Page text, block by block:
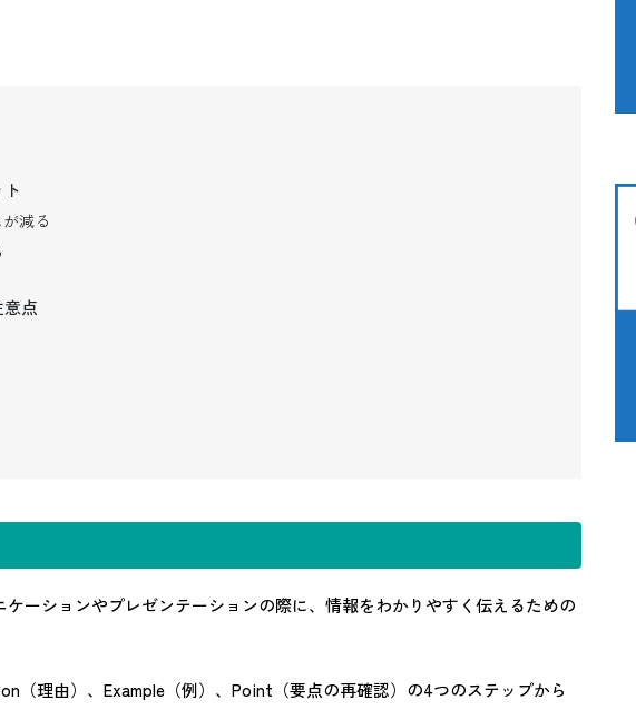
減る
意点
ケーションやプレゼンテーションの際に、情報をわかりやすく伝えるための
（理由）、Example（例）、Point（要点の再確認）の4つのステップから